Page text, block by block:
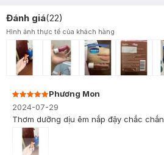
Đánh giá(22)
Hình ảnh thực tế của khách hàng
Phương Mon
2024-07-29
Thơm dưỡng dịu êm nắp đậy chắc chắn